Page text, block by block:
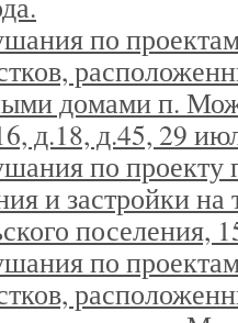
по
домами п.
д.18, д.45, 29
по проекту
и застройки на
поселения,
по